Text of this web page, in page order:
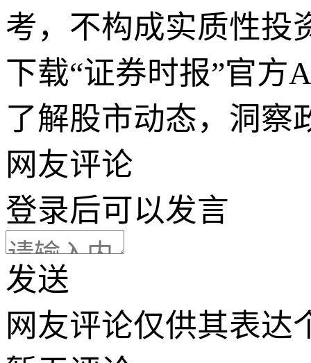
考，不构成实质性投
下载“证券时报”官方
了解股市动态，洞察
网友评论
登录后可以发言
发送
网友评论仅供其表达